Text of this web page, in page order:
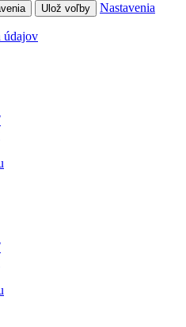
Ulož voľby Nastavenia
údajov